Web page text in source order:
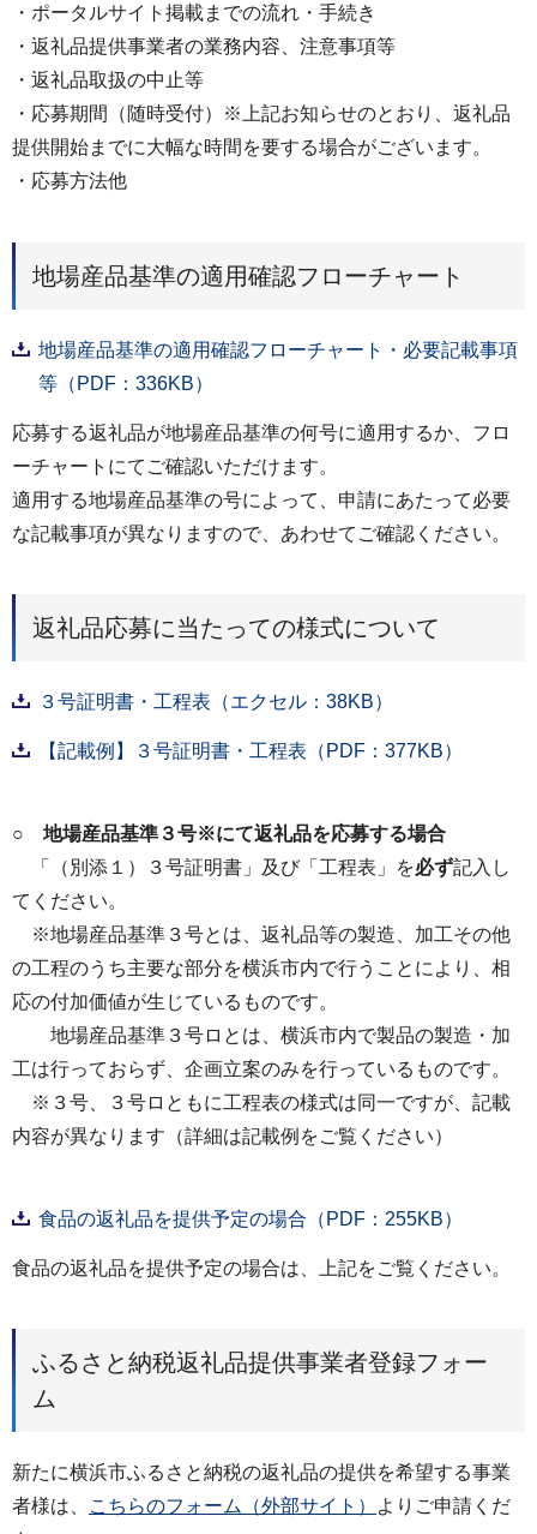
・ポータルサイト掲載までの流れ・手続き
・返礼品提供事業者の業務内容、注意事項等
・返礼品取扱の中止等
・応募期間（随時受付）※上記お知らせのとおり、返礼品
提供開始までに大幅な時間を要する場合がございます。
・応募方法他
地場産品基準の適用確認フローチャート
地場産品基準の適用確認フローチャート・必要記載事項
等（PDF：336KB）
応募する返礼品が地場産品基準の何号に適用するか、フロ
ーチャートにてご確認いただけます。
適用する地場産品基準の号によって、申請にあたって必要
な記載事項が異なりますので、あわせてご確認ください。
返礼品応募に当たっての様式について
３号証明書・工程表（エクセル：38KB）
【記載例】３号証明書・工程表（PDF：377KB）
○ 地場産品基準３号※にて返礼品を応募する場合
「（別添１）３号証明書」及び「工程表」を必ず記入し
てください。
※地場産品基準３号とは、返礼品等の製造、加工その他
の工程のうち主要な部分を横浜市内で行うことにより、相
応の付加価値が生じているものです。
地場産品基準３号ロとは、横浜市内で製品の製造・加
工は行っておらず、企画立案のみを行っているものです。
※３号、３号ロともに工程表の様式は同一ですが、記載
内容が異なります（詳細は記載例をご覧ください）
食品の返礼品を提供予定の場合（PDF：255KB）
食品の返礼品を提供予定の場合は、上記をご覧ください。
ふるさと納税返礼品提供事業者登録フォー
ム
新たに横浜市ふるさと納税の返礼品の提供を希望する事業
者様は、
こちらのフォーム（外部サイト）
よりご申請くだ